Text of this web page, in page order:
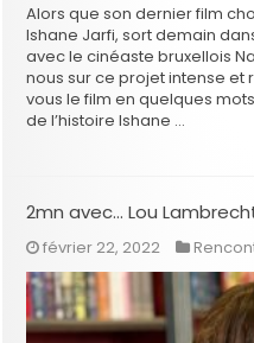
Alors que son dernier film
Ishane Jarfi, sort demain
avec le cinéaste bruxellois
nous sur ce projet intense
vous le film en quelques
de l’histoire Ishane …
2mn avec… Lou
février 22, 2022